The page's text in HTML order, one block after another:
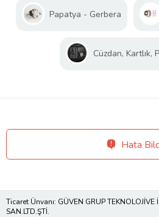
Papatya - Gerbera
Cüzdan, Kartlık,
Hata
Ticaret Ünvanı: GÜVEN GRUP TEKNOLOJİVE
SAN.LTD.ŞTİ.